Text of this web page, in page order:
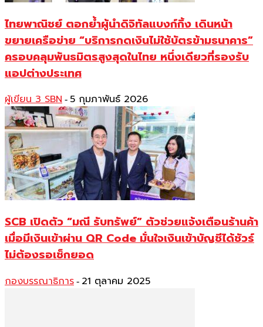
ไทยพาณิชย์ ตอกย้ำผู้นำดิจิทัลแบงก์กิ้ง เดินหน้า
ขยายเครือข่าย “บริการกดเงินไม่ใช้บัตรข้ามธนาคาร”
ครอบคลุมพันธมิตรสูงสุดในไทย หนึ่งเดียวที่รองรับ
แอปต่างประเทศ
ผู้เขียน 3 SBN - 5 กุมภาพันธ์ 2026
SCB เปิดตัว “มณี รับทรัพย์” ตัวช่วยแจ้งเตือนร้านค้า
เมื่อมีเงินเข้าผ่าน QR Code มั่นใจเงินเข้าบัญชีได้ชัวร์
ไม่ต้องรอเช็กยอด
กองบรรณาธิการ - 21 ตุลาคม 2025